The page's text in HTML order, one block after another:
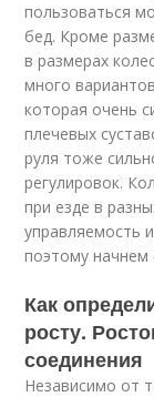
пользоваться
бед. Кроме
в размерах
много
которая очень
плечевых
руля тоже
регулировок.
при езде в
управляемость
поэтому начнем
Как
росту.
соединения
Независимо от